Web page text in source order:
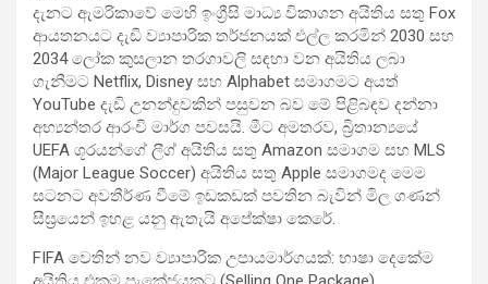
දැනට ඇමරිකාවේ මෙහි ඉංග්‍රීසි මාධ්‍ය විකාශන අයිතිය සතු Fox
ආයතනයට දැඩි ව්‍යාපාරික තර්ජනයක් එල්ල කරමින් 2030 සහ
2034 ලෝක කුසලාන තරගාවලි සඳහා වන අයිතිය ලබා
ගැනීමට Netflix, Disney සහ Alphabet සමාගමට අයත්
YouTube දැඩි උනන්දුවකින් පසුවන බව මේ පිළිබඳව දන්නා
අභ්‍යන්තර ආරංචි මාර්ග පවසයි. මීට අමතරව, බ්‍රිතාන්‍යයේ
UEFA ශූරයන්ගේ ලීග් අයිතිය සතු Amazon සමාගම සහ MLS
(Major League Soccer) අයිතිය සතු Apple සමාගමද මෙම
සටනට අවතීර්ණ වීමේ ඉඩකඩක් පවතින බැවින් මිල ගණන්
සීඝ්‍රයෙන් ඉහළ යනු ඇතැයි අපේක්ෂා කෙරේ.
FIFA වෙතින් නව ව්‍යාපාරික උපායමාර්ගයක්: භාෂා දෙකේම